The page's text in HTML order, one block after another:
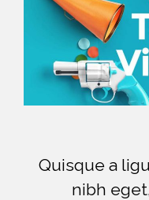
Quisque a
nibh